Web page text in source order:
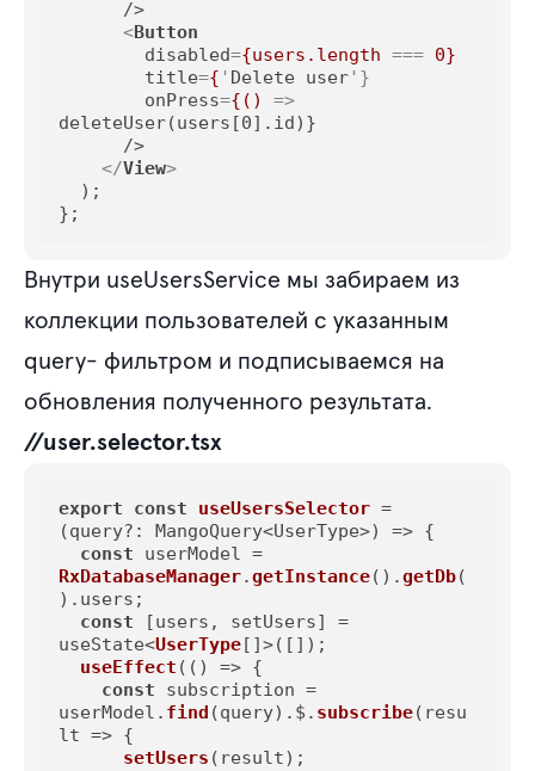
<Button
disabled={users.length === 0}
title={ ' Delete user '}
onPress={()
=>
deleteUser(users[0].id)}
</View>
};
Внутри useUsersService мы забираем из
коллекции пользователей с указанным
query- фильтром и подписываемся на
обновления полученного результата.
//user.selector.tsx
export const useUsersSelector =
(query?: MangoQuery<UserType>) => {
const
RxDatabaseManager.getInstance().getDb(
). users ;
const [users, setUsers] =
useState<UserType[]>([]);
useEffect ( () => {
const subscription =
userModel. find (query). $ . subscribe( resu
lt => {
setUsers (result);